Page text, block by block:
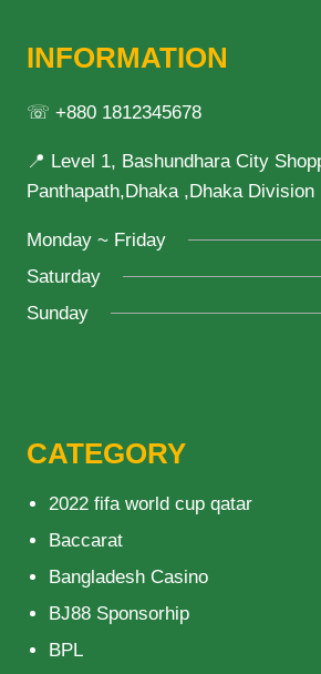
INFORMATION
☏ +880 1812345678
📍 Level 1, Bashundhara City
Panthapath,Dhaka ,Dhaka Division
Monday ~ Friday
Saturday
Sunday
CATEGORY
2022 fifa world cup qatar
Baccarat
Bangladesh Casino
BJ88 Sponsorhip
BPL